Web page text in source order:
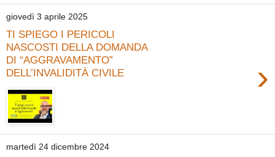
giovedì 3 aprile 2025
TI SPIEGO I PERICOLI
NASCOSTI DELLA DOMANDA
DI “AGGRAVAMENTO”
DELL’INVALIDITÀ CIVILE
›
martedì 24 dicembre 2024